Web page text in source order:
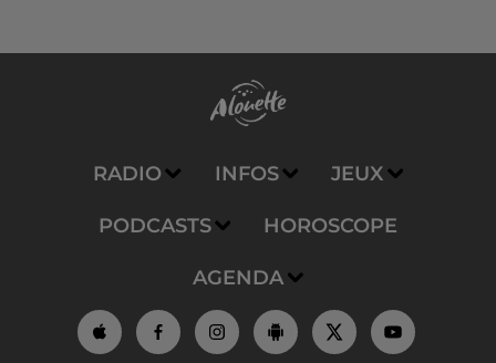
RADIO INFOS JEUX
PODCASTS HOROSCOPE
AGENDA